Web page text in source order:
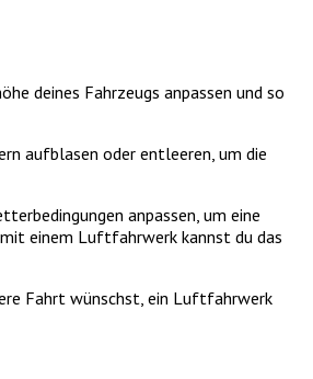
deines Fahrzeugs anpassen und so
aufblasen oder entleeren, um die
anpassen, um eine
einem Luftfahrwerk kannst du das
Fahrt wünschst, ein Luftfahrwerk